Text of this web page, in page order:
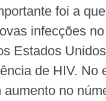
foi a
infecções
Estados
de HIV. No
aumento no